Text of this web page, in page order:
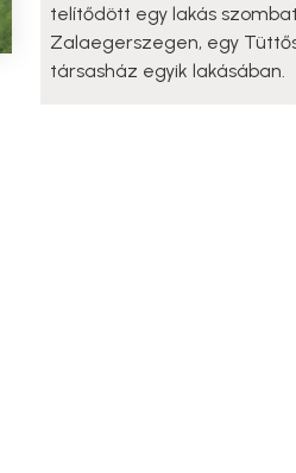
telítődött egy lakás
Zalaegerszegen, egy
társasház egyik lakásában.